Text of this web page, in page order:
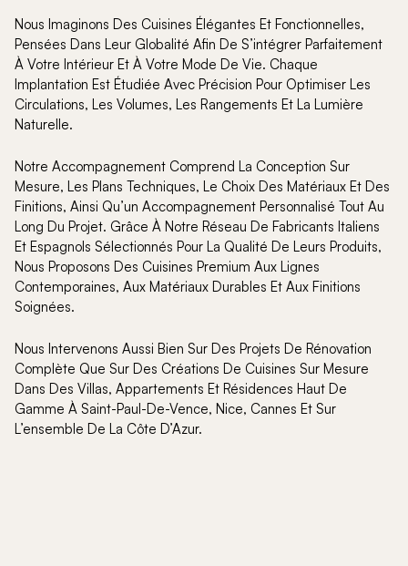
Nous Imaginons Des Cuisines Élégantes Et Fonctionnelles,
Pensées Dans Leur Globalité Afin De S’intégrer Parfaitement
À Votre Intérieur Et À Votre Mode De Vie. Chaque
Implantation Est Étudiée Avec Précision Pour Optimiser Les
Circulations, Les Volumes, Les Rangements Et La Lumière
Naturelle.
Notre Accompagnement Comprend La Conception Sur
Mesure, Les Plans Techniques, Le Choix Des Matériaux Et Des
Finitions, Ainsi Qu’un Accompagnement Personnalisé Tout Au
Long Du Projet. Grâce À Notre Réseau De Fabricants Italiens
Et Espagnols Sélectionnés Pour La Qualité De Leurs Produits,
Nous Proposons Des Cuisines Premium Aux Lignes
Contemporaines, Aux Matériaux Durables Et Aux Finitions
Soignées.
Nous Intervenons Aussi Bien Sur Des Projets De Rénovation
Complète Que Sur Des Créations De Cuisines Sur Mesure
Dans Des Villas, Appartements Et Résidences Haut De
Gamme À Saint-Paul-De-Vence, Nice, Cannes Et Sur
L’ensemble De La Côte D’Azur.